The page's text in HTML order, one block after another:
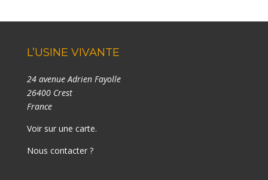
L’USINE VIVANTE
24 avenue Adrien Fayolle
26400 Crest
France
Voir sur une carte.
Nous contacter ?